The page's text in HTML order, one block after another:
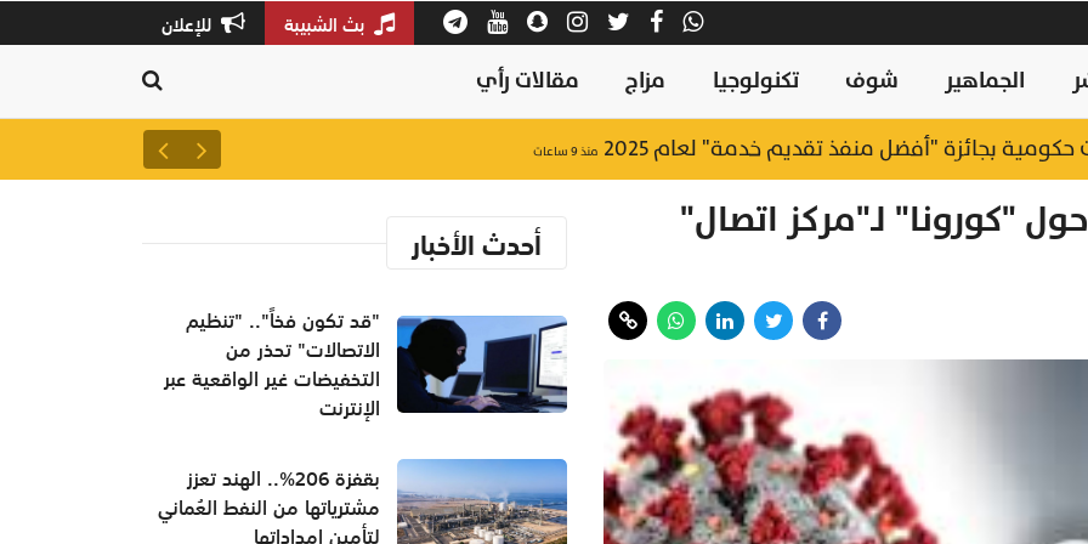
بث الشبيبة للإعلان
الجماهير شوف تكنولوجيا مزاج مقالات رأي
منذ ٩ ساعات لتعزيز سلاسل الإمداد..
منذ 25 فبراير حول "كورونا" لـ"مركز اتصال" أحدث الأخبار
"قد تكون فخاً".. "تنظيم
الاتصالات" تحذر من
التخفيضات غير الواقعية عبر
الإنترنت
بقفزة 206%.. الهند تعزز
مشترياتها من النفط العُماني